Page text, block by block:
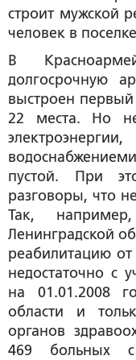
строит мужской
человек в
В
долгосрочную
выстроен
22 места. Но
пустой. При
разговоры, что
Так,
Ленинградской
реабилитацию
недостаточно с
на 01.01.2008
области и
органов
469 больных с